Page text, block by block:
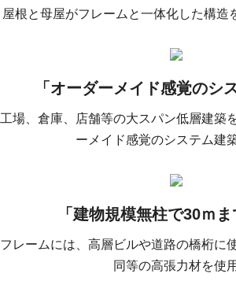
屋根と母屋がフレームと一体化した構造
「オーダーメイド感覚のシ
工場、倉庫、店舗等の大スパン低層建築
ーメイド感覚のシステム建
「建物規模無柱で30ｍま
フレームには、高層ビルや道路の橋桁に
同等の高張力材を使用